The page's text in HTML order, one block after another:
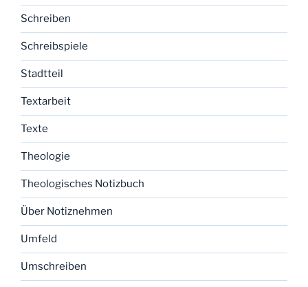
Schreiben
Schreibspiele
Stadtteil
Textarbeit
Texte
Theologie
Theologisches Notizbuch
Über Notiznehmen
Umfeld
Umschreiben